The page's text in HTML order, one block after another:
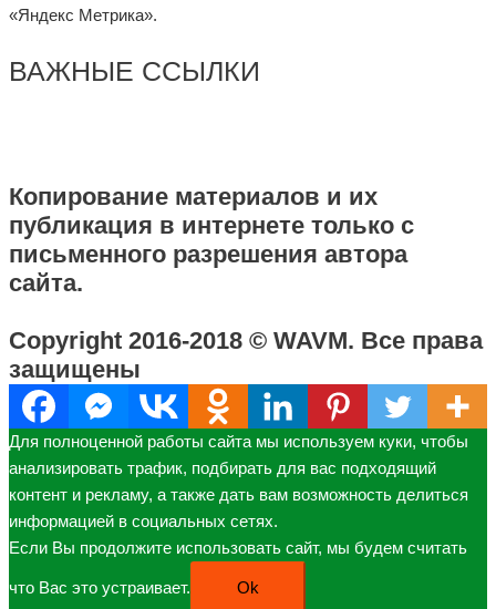
«Яндекс Метрика».
ВАЖНЫЕ ССЫЛКИ
Копирование материалов и их
публикация в интернете только с
письменного разрешения автора
сайта.
Copyright 2016-2018 © WAVM. Все права
защищены
Для полноценной работы сайта мы используем куки, чтобы
анализировать трафик, подбирать для вас подходящий
контент и рекламу, а также дать вам возможность делиться
информацией в социальных сетях.
Если Вы продолжите использовать сайт, мы будем считать
что Вас это устраивает. Ok